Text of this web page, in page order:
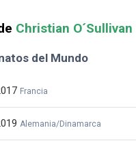
Christian O´Sullivan
del Mundo
Francia
Alemania/Dinamarca